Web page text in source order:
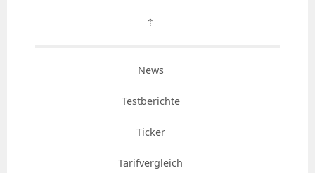
⇡
News
Testberichte
Ticker
Tarifvergleich